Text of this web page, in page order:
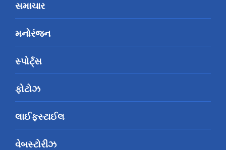
સમાચાર
મનોરંજન
સ્પોર્ટ્સ
ફોટોઝ
લાઈફસ્ટાઈલ
વેબસ્ટોરીઝ